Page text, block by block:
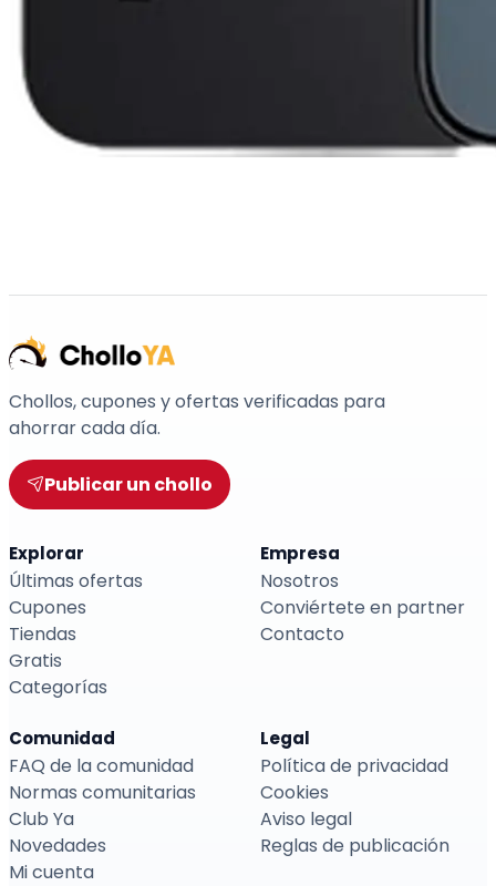
Chollos, cupones y ofertas verificadas para
ahorrar cada día.
Publicar un chollo
Explorar
Últimas ofertas
Cupones
Tiendas
Gratis
Categorías
Empresa
Nosotros
Conviértete en partner
Contacto
Comunidad
FAQ de la comunidad
Normas comunitarias
Club Ya
Novedades
Mi cuenta
Legal
Política de privacidad
Cookies
Aviso legal
Reglas de publicación